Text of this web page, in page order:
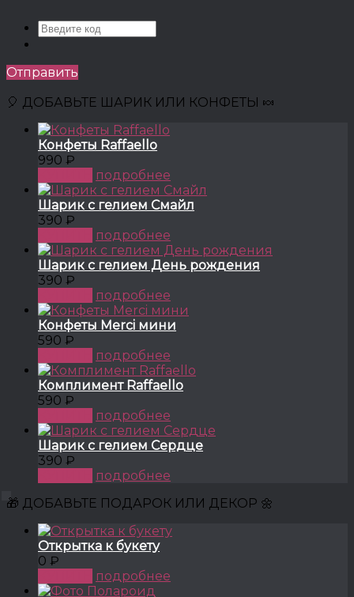
Отправить
🎈 ДОБАВЬТЕ ШАРИК ИЛИ КОНФЕТЫ 🍬
Конфеты Raffaello
990 ₽
подробнее
Шарик с гелием Смайл
390 ₽
подробнее
Шарик с гелием День рождения
390 ₽
подробнее
Конфеты Merci мини
590 ₽
подробнее
Комплимент Raffaello
590 ₽
подробнее
Шарик с гелием Сердце
390 ₽
подробнее
🎁 ДОБАВЬТЕ ПОДАРОК ИЛИ ДЕКОР 🌼
Открытка к букету
0 ₽
подробнее